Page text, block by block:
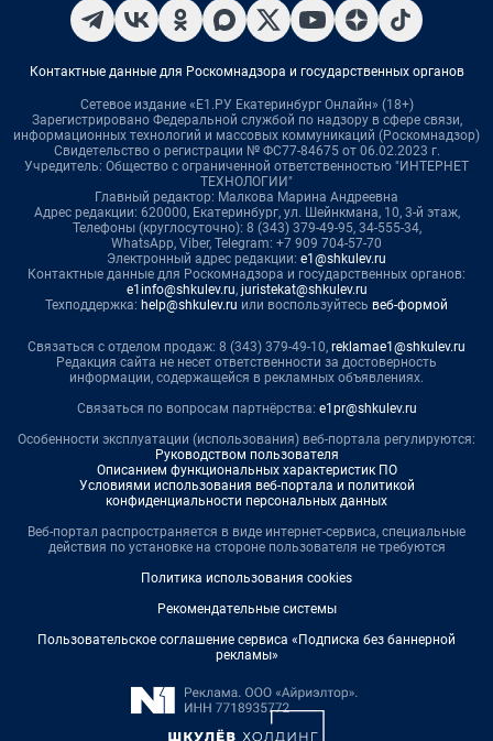
Контактные данные для Роскомнадзора и государственных органов
Сетевое издание «Е1.РУ Екатеринбург Онлайн» (18+)
Зарегистрировано Федеральной службой по надзору в сфере связи,
информационных технологий и массовых коммуникаций (Роскомнадзор)
Свидетельство о регистрации № ФС77-84675 от 06.02.2023 г.
Учредитель: Общество с ограниченной ответственностью "ИНТЕРНЕТ
ТЕХНОЛОГИИ"
Главный редактор: Малкова Марина Андреевна
Адрес редакции: 620000, Екатеринбург, ул. Шейнкмана, 10, 3-й этаж,
Телефоны (круглосуточно): 8 (343) 379-49-95, 34-555-34,
WhatsApp, Viber, Telegram: +7 909 704-57-70
Электронный адрес редакции: e1@shkulev.ru
Контактные данные для Роскомнадзора и государственных органов:
e1info@shkulev.ru, juristekat@shkulev.ru
Техподдержка: help@shkulev.ru или воспользуйтесь веб-формой
Связаться с отделом продаж: 8 (343) 379-49-10, reklamae1@shkulev.ru
Редакция сайта не несет ответственности за достоверность
информации, содержащейся в рекламных объявлениях.
Связаться по вопросам партнёрства: e1pr@shkulev.ru
Особенности эксплуатации (использования) веб-портала регулируются:
Руководством пользователя
Описанием функциональных характеристик ПО
Условиями использования веб-портала и политикой
конфиденциальности персональных данных
Веб-портал распространяется в виде интернет-сервиса, специальные
действия по установке на стороне пользователя не требуются
Политика использования cookies
Рекомендательные системы
Пользовательское соглашение сервиса «Подписка без баннерной
рекламы»